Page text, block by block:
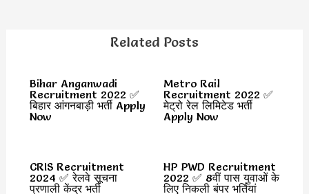
Related Posts
Bihar Anganwadi
Recruitment 2022 ✅
बिहार आंगनबाड़ी भर्ती Apply
Now
Metro Rail
Recruitment 2022 ✅
मेट्रो रेल लिमिटेड भर्ती
Apply Now
CRIS Recruitment
2024 ✅ रेलवे सूचना
प्रणाली केंद्र भर्ती
HP PWD Recruitment
2022 ✅ 8वीं पास युवाओं के
लिए निकली बंपर भर्तियां